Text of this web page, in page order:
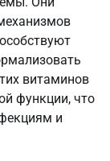
витаминов
функции, что
и